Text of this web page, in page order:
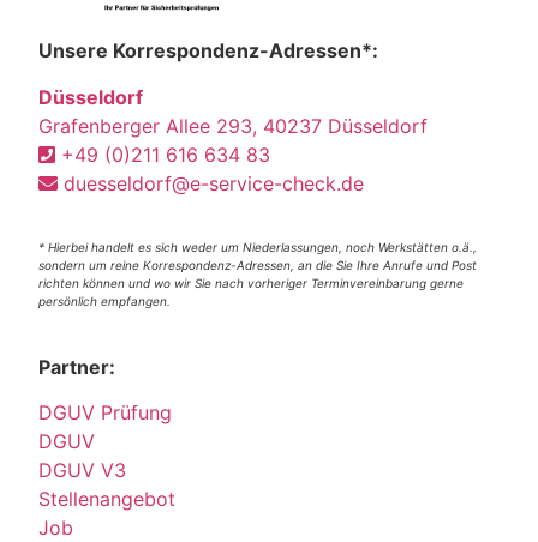
Unsere Korrespondenz-Adressen*:
Düsseldorf
Grafenberger Allee 293, 40237 Düsseldorf
+49 (0)211 616 634 83
duesseldorf@e-service-check.de
* Hierbei handelt es sich weder um Niederlassungen, noch Werkstätten o.ä.,
sondern um reine Korrespondenz-Adressen, an die Sie Ihre Anrufe und Post
richten können und wo wir Sie nach vorheriger Terminvereinbarung gerne
persönlich empfangen.
Partner:
DGUV Prüfung
DGUV
DGUV V3
Stellenangebot
Job